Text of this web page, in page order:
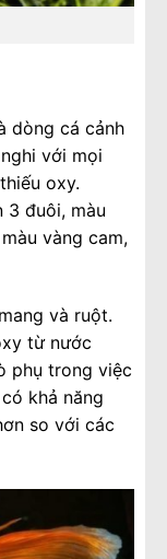
dòng cá cảnh
với mọi
oxy.
3 đuôi, màu
vàng cam,
và ruột.
từ nước
phụ trong việc
khả năng
so với các